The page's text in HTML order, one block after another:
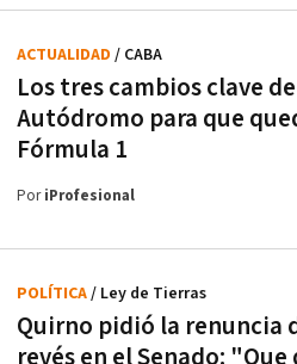
Los tres cambios clave
Autódromo para que
Fórmula 1
ACTUALIDAD / CABA
PoriProfesional
Quirno pidió la renuncia
revés en el Senado: "Que
POLÍTICA/ Ley de Tierras